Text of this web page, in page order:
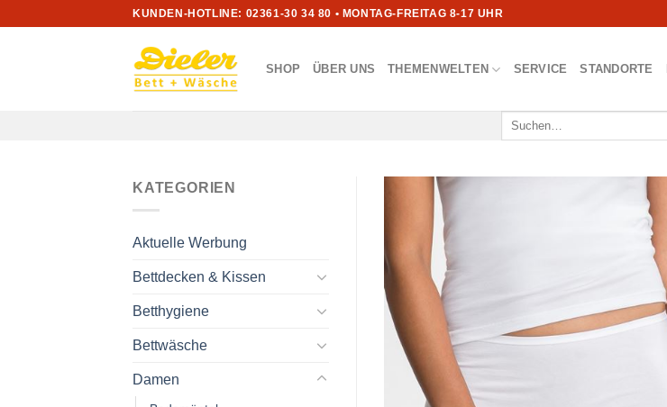
KUNDEN-HOTLINE: 02361-30 34 80 • MONTAG-FREITAG 8-17 UHR
SHOP ÜBER UNS THEMENWELTEN SERVICE STANDORTE
Suchen
KATEGORIEN
Aktuelle Werbung
Bettdecken & Kissen
Betthygiene
Bettwäsche
Damen